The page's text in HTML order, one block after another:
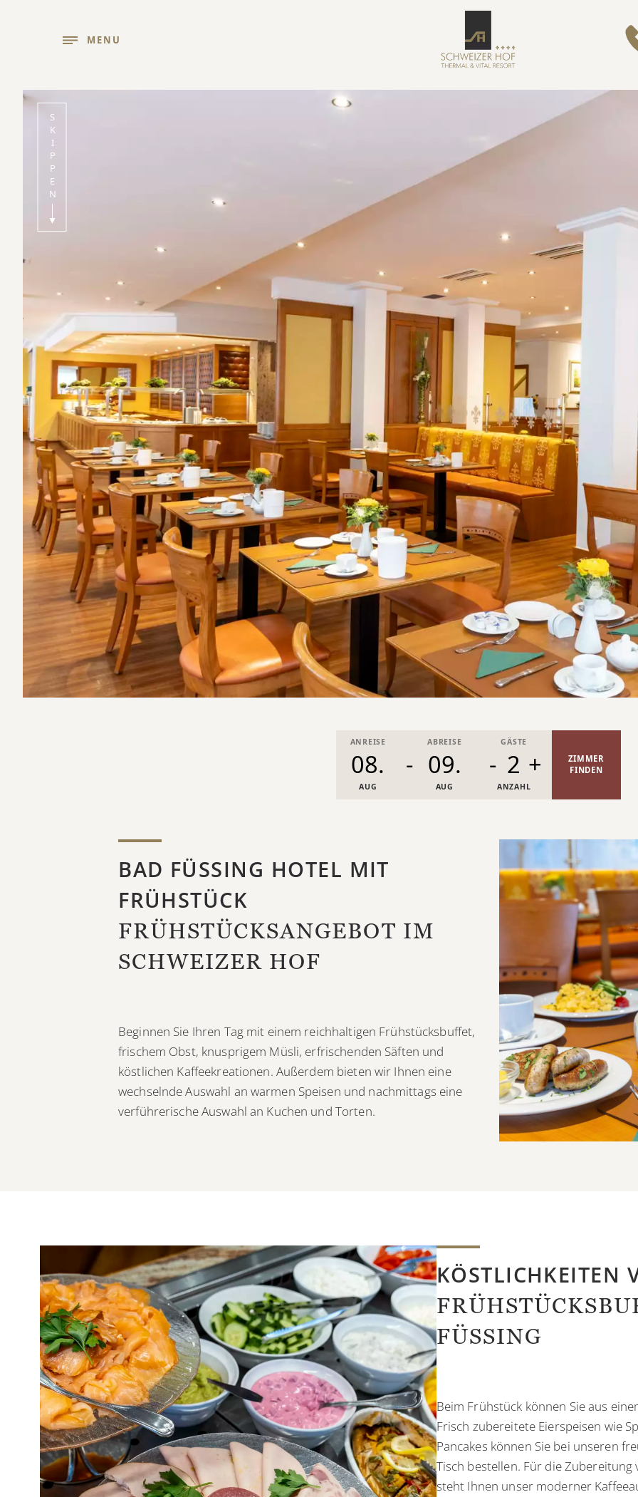
MENU
SKIPPEN
ANREISE
AUG
-
ABREISE
AUG
GÄSTE
- 2 +
ANZAHL
ZIMMER
FINDEN
BAD FÜSSING HOTEL MIT
FRÜHSTÜCK
FRÜHSTÜCKSANGEBOT IM
SCHWEIZER HOF
Beginnen Sie Ihren Tag mit einem reichhaltigen Frühstücksbuffet,
frischem Obst, knusprigem Müsli, erfrischenden Säften und
köstlichen Kaffeekreationen. Außerdem bieten wir Ihnen eine
wechselnde Auswahl an warmen Speisen und nachmittags eine
verführerische Auswahl an Kuchen und Torten.
KÖSTLICHKEITEN
FÜSSING
Beim Frühstück können Sie aus
Frisch zubereitete Eierspeisen wie
Pancakes können Sie bei unseren
Tisch bestellen. Für die
steht Ihnen unser moderner